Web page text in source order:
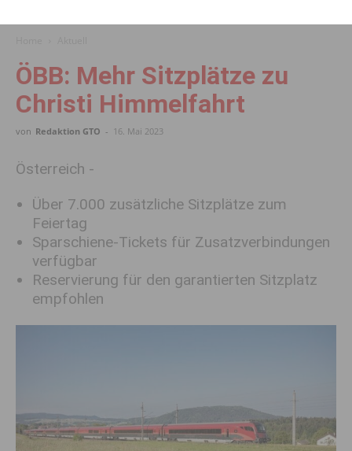
ÖBB: Mehr Sitzplätze zu
Christi Himmelfahrt
von Redaktion GTO - 16. Mai 2023
Österreich -
Über 7.000 zusätzliche Sitzplätze zum
Feiertag
Sparschiene-Tickets für Zusatzverbindungen
verfügbar
Reservierung für den garantierten Sitzplatz
empfohlen